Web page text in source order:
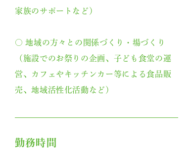
家族のサポートなど）
○ 地域の方々との関係づくり・場づくり
（施設でのお祭りの企画、子ども食堂の運
営、カフェやキッチンカー等による食品販
売、地域活性化活動など）
勤務時間